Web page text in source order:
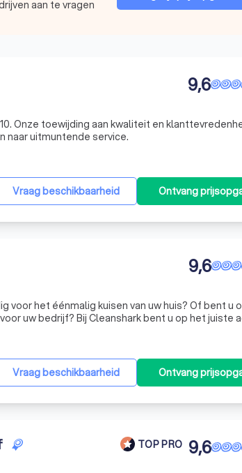
aan te vragen
9,6
Onze toewijding aan kwaliteit en
naar uitmuntende service.
Vraag beschikbaarheid Ontvang
9,6
voor het éénmalig kuisen van uw huis? Of bent u
uw bedrijf? Bij Cleanshark bent u op het juiste
Vraag beschikbaarheid Ontvang
TOP PRO 9,6